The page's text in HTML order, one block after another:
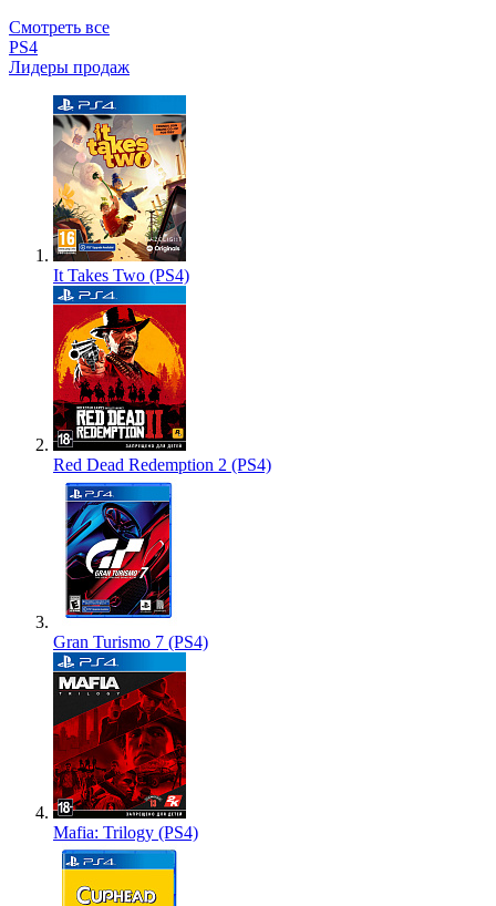
Смотреть все
PS4
Лидеры продаж
It Takes Two (PS4)
Red Dead Redemption 2 (PS4)
Gran Turismo 7 (PS4)
Mafia: Trilogy (PS4)